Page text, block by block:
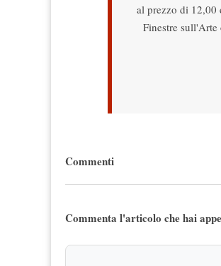
al prezzo di
Finestre sull'Arte
Commenti
Commenta l'articolo che hai